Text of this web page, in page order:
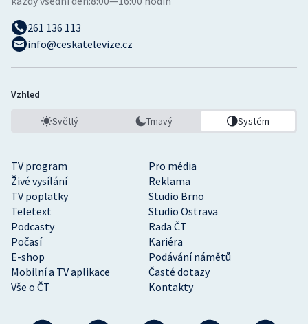
TV program
Pro média
Živé vysílání
Reklama
TV poplatky
Studio Brno
Teletext
Studio Ostrava
Podcasty
Rada ČT
Počasí
Kariéra
E-shop
Podávání námětů
Mobilní a TV aplikace
Časté dotazy
Vše o ČT
Kontakty
261 136 113
info@ceskatelevize.cz
Vzhled
Světlý Tmavý Systém